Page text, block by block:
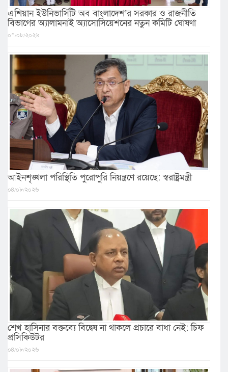
এশিয়ান ইউনিভার্সিটি অব বাংলাদেশ’র সরকার ও রাজনীতি
বিভাগের অ্যালামনাই অ্যাসোসিয়েশনের নতুন কমিটি ঘোষণা
০৭/০৮/২০২৬
আইনশৃঙ্খলা পরিস্থিতি পুরোপুরি নিয়ন্ত্রণে রয়েছে: স্বরাষ্ট্রমন্ত্রী
০৪/০৮/২০২৬
শেখ হাসিনার বক্তব্যে বিদ্বেষ না থাকলে প্রচারে বাধা নেই: চিফ
প্রসিকিউটর
০৪/০৮/২০২৬